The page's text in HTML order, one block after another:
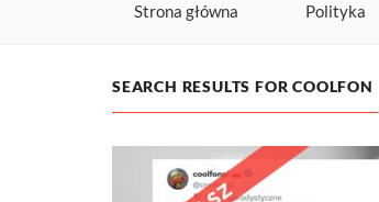
Strona główna Polityka
SEARCH RESULTS FOR COOLFON